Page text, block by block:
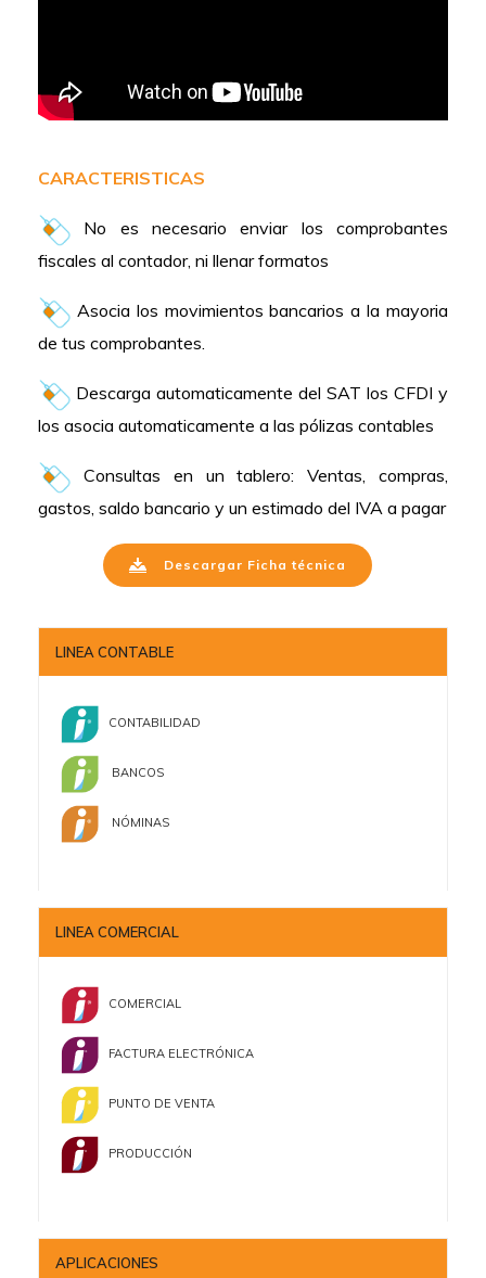
CARACTERISTICAS
No es necesario enviar los comprobantes
fiscales al contador, ni llenar formatos
Asocia los movimientos bancarios a la mayoria
de tus comprobantes.
Descarga automaticamente del SAT los CFDI y
los asocia automaticamente a las pólizas contables
Consultas en un tablero: Ventas, compras,
gastos, saldo bancario y un estimado del IVA a pagar
Descargar Ficha técnica
LINEA CONTABLE
CONTABILIDAD
BANCOS
NÓMINAS
LINEA COMERCIAL
COMERCIAL
FACTURA ELECTRÓNICA
PUNTO DE VENTA
PRODUCCIÓN
APLICACIONES